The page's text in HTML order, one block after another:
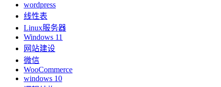
wordpress
线性表
Linux服务器
Windows 11
网站建设
微信
WooCommerce
windows 10